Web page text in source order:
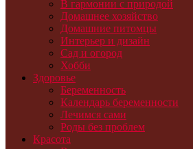
В гармонии с природой
Домашнее хозяйство
Домашние питомцы
Интерьер и дизайн
Сад и огород
Хобби
Здоровье
Беременность
Календарь беременности
Лечимся сами
Роды без проблем
Красота